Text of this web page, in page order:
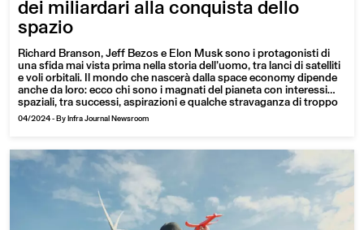
dei miliardari alla conquista dello
spazio
Richard Branson, Jeff Bezos e Elon Musk sono i protagonisti di
una sfida mai vista prima nella storia dell’uomo, tra lanci di satelliti
e voli orbitali. Il mondo che nascerà dalla space economy dipende
anche da loro: ecco chi sono i magnati del pianeta con interessi
spaziali, tra successi, aspirazioni e qualche stravaganza di troppo
04/2024 - By Infra Journal Newsroom